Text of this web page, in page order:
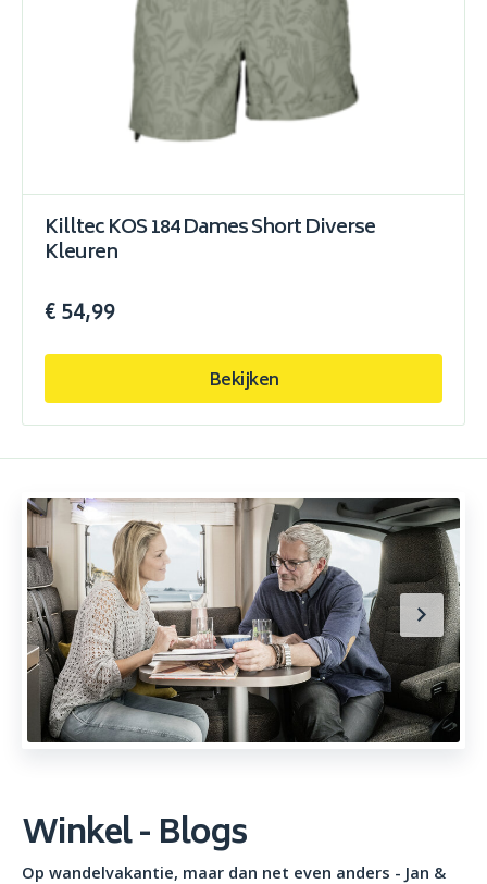
Killtec KOS 184 Dames Short Diverse
Kleuren
€ 54,99
Bekijken
Winkel - Blogs
Op wandelvakantie, maar dan net even anders - Jan &